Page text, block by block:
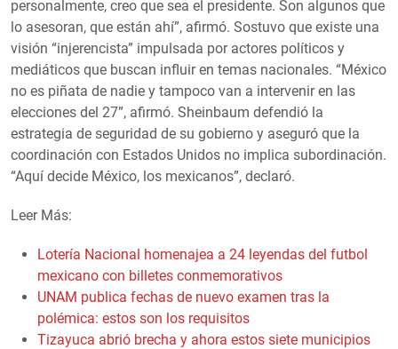
personalmente, creo que sea el presidente. Son algunos que
lo asesoran, que están ahí”, afirmó. Sostuvo que existe una
visión “injerencista” impulsada por actores políticos y
mediáticos que buscan influir en temas nacionales. “México
no es piñata de nadie y tampoco van a intervenir en las
elecciones del 27”, afirmó. Sheinbaum defendió la
estrategia de seguridad de su gobierno y aseguró que la
coordinación con Estados Unidos no implica subordinación.
“Aquí decide México, los mexicanos”, declaró.
Leer Más:
Lotería Nacional homenajea a 24 leyendas del futbol
mexicano con billetes conmemorativos
UNAM publica fechas de nuevo examen tras la
polémica: estos son los requisitos
Tizayuca abrió brecha y ahora estos siete municipios